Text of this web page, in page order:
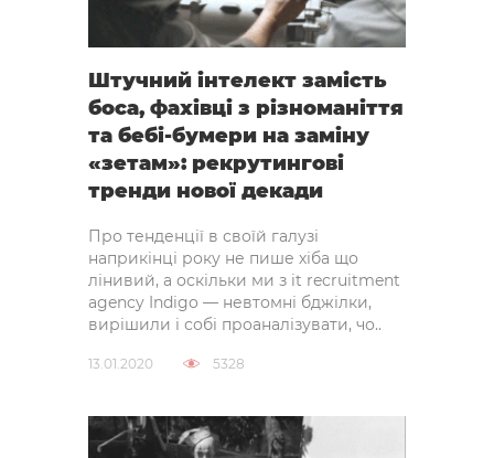
Штучний інтелект замість
боса, фахівці з різноманіття
та бебі-бумери на заміну
«зетам»: рекрутингові
тренди нової декади
Про тенденції в своїй галузі
наприкінці року не пише хіба що
лінивий, а оскільки ми з it recruitment
agency Indigo — невтомні бджілки,
вирішили і собі проаналізувати, чо..
13.01.2020 5328